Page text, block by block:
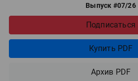
Выпуск #07/26
Подписаться
Купить PDF
Архив PDF